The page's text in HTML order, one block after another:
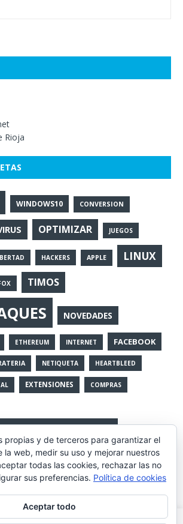
Rioja
WINDOWS10 CONVERSION
OPTIMIZAR JUEGOS
HACKERS APPLE LINUX
TIMOS
NOVEDADES
ETHEREUM INTERNET FACEBOOK
NETIQUETA HEARTBLEED
EXTENSIONES COMPRAS
TESLA
BLOCKHAIN RANSOMWARE
propias y de terceros para garantizar el
la web, medir su uso y mejorar nuestros
todas las cookies, rechazar las no
sus preferencias. Política de cookies
Aceptar todo